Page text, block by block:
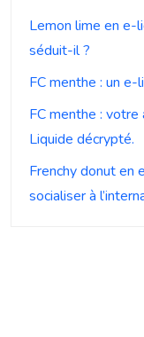
Lemon lime en e-
séduit-il ?
FC menthe : un e-
FC menthe : votre
Liquide décrypté.
Frenchy donut en
socialiser à